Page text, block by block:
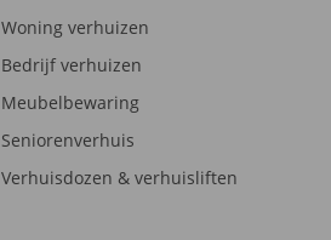
Woning verhuizen
Bedrijf verhuizen
Meubelbewaring
Seniorenverhuis
Verhuisdozen & verhuisliften